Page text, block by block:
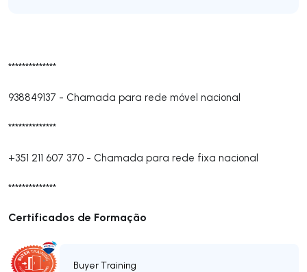
**************
938849137 - Chamada para rede móvel nacional
**************
+351 211 607 370 - Chamada para rede fixa nacional
**************
Certificados de Formação
Buyer Training